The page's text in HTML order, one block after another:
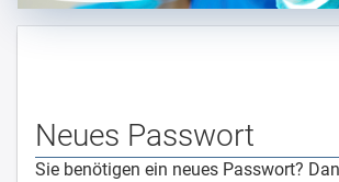
Neues Passwort
Sie benötigen ein neues Passwort?